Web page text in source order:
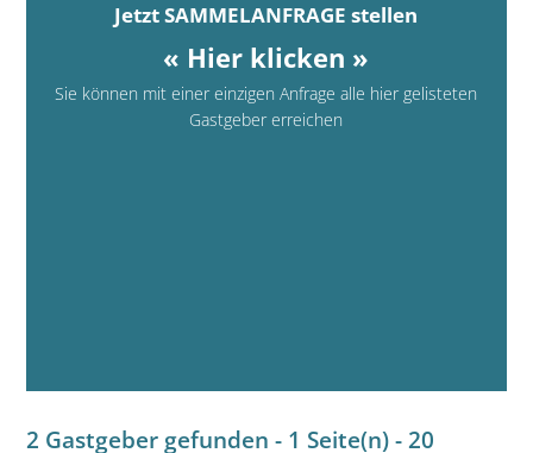
Jetzt SAMMELANFRAGE stellen
« Hier klicken »
Sie können mit einer einzigen Anfrage alle hier gelisteten
Gastgeber erreichen
2 Gastgeber gefunden - 1 Seite(n) - 20